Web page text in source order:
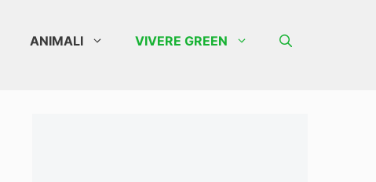
ANIMALI VIVERE GREEN